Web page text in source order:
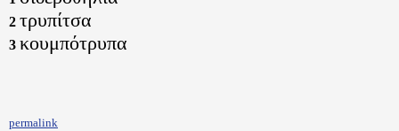
2 τρυπίτσα
3 κουμπότρυπα
permalink